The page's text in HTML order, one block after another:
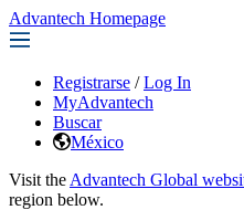
Advantech Homepage
Registrarse / Log In
MyAdvantech
Buscar
México
Visit the Advantech Global
region below.